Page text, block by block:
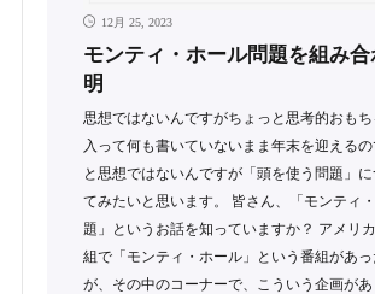
12月 25, 2023
モンティ・ホール問題を組み
明
思想ではないんですがちょっと思考的おもち
入って何も書いていないまま年末を迎える
と思想ではないんですが「頭を使う問題」
てみたいと思います。 皆さん、「モンティ
題」というお話を知っていますか？ アメリ
組で「モンティ・ホール」という番組があ
が、その中のコーナーで、こういう企画があ